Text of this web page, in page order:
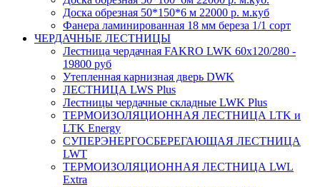
Доска обрезная 50*150*6 м 22000 р. м.куб
Фанера ламинированная 18 мм береза 1/1 сорт
ЧЕРДАЧНЫЕ ЛЕСТНИЦЫ
Лестница чердачная FAKRO LWK 60х120/280 -
19800 руб
Утепленная карнизная дверь DWK
ЛЕСТНИЦА LWS Plus
Лестницы чердачные складные LWK Plus
ТЕРМОИЗОЛЯЦИОННАЯ ЛЕСТНИЦА LTK и
LTK Energy
СУПЕРЭНЕРГОСБЕРЕГАЮЩАЯ ЛЕСТНИЦА
LWT
ТЕРМОИЗОЛЯЦИОННАЯ ЛЕСТНИЦА LWL
Extra